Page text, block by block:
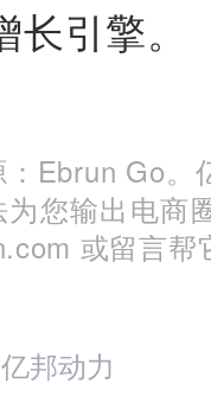
引擎。
Ebrun Go。
您输出电商
或留言帮
邦动力